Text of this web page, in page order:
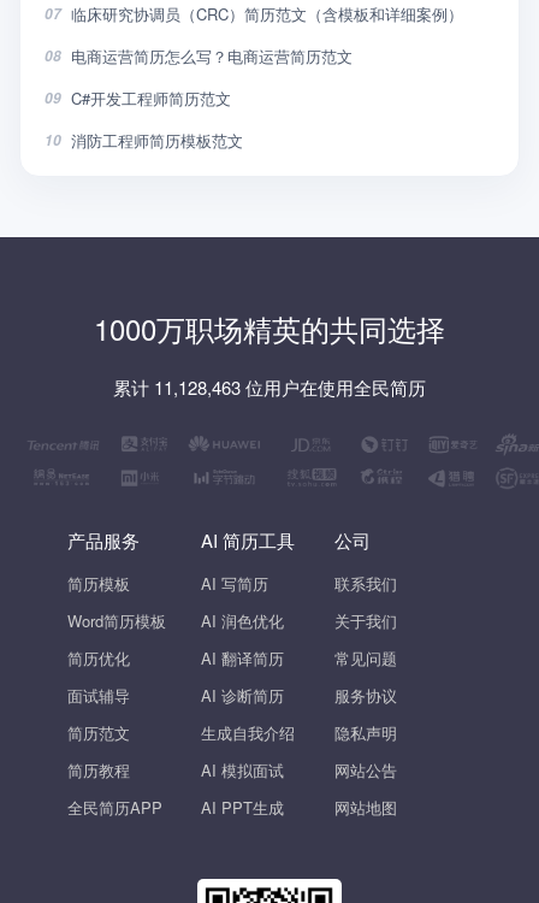
07 临床研究协调员（CRC）简历范文（含模板和详细案例）
08 电商运营简历怎么写？电商运营简历范文
09 C#开发工程师简历范文
10 消防工程师简历模板范文
1000万职场精英的共同选择
累计 11,128,463 位用户在使用全民简历
产品服务
简历模板
Word简历模板
简历优化
面试辅导
简历范文
简历教程
全民简历APP
AI 简历工具
AI 写简历
AI 润色优化
AI 翻译简历
AI 诊断简历
生成自我介绍
AI 模拟面试
AI PPT生成
公司
联系我们
关于我们
常见问题
服务协议
隐私声明
网站公告
网站地图